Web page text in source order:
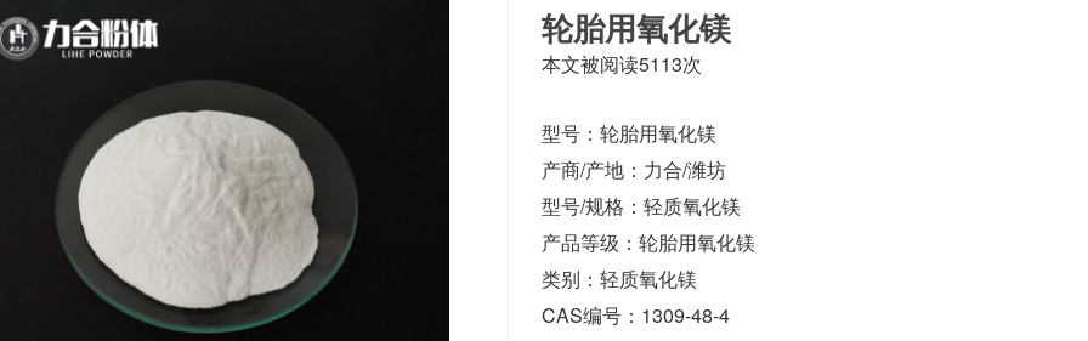
轮胎用氧化镁
本文被阅读5113次
型号：轮胎用氧化镁
产商/产地：力合/潍坊
型号/规格：轻质氧化镁
产品等级：轮胎用氧化镁
类别：轻质氧化镁
CAS编号：1309-48-4